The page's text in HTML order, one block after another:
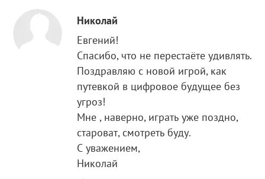
Николай
Евгений!
Спасибо, что не перестаёте удивлять.
Поздравляю с новой игрой, как
путевкой в цифровое будущее без
угроз!
Мне , наверно, играть уже поздно,
староват, смотреть буду.
С уважением,
Николай